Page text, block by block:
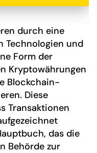
durch eine
Technologien und
Form der
Kryptowährungen
Blockchain-
Diese
Transaktionen
das die
Behörde zur